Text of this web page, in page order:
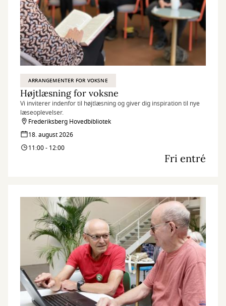
ARRANGEMENTER FOR VOKSNE
Højtlæsning for voksne
Vi inviterer indenfor til højtlæsning og giver dig inspiration til nye
læseoplevelser.
Frederiksberg Hovedbibliotek
18. august 2026
11:00 - 12:00
Fri entré